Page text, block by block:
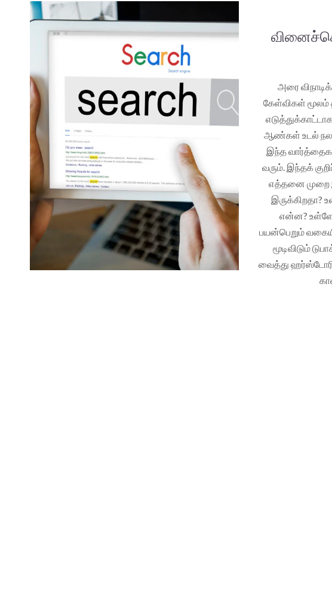
அரை
கேள்விகள் மூலம்
ஆண்கள் உடல் நலம்
இந்த
வரும். இந்தக்
எத்தனை முறை
இருக்கிறதா?
என்ன? உள்ளே
பயன்பெறும்
மூடிவிடும்
வைத்து